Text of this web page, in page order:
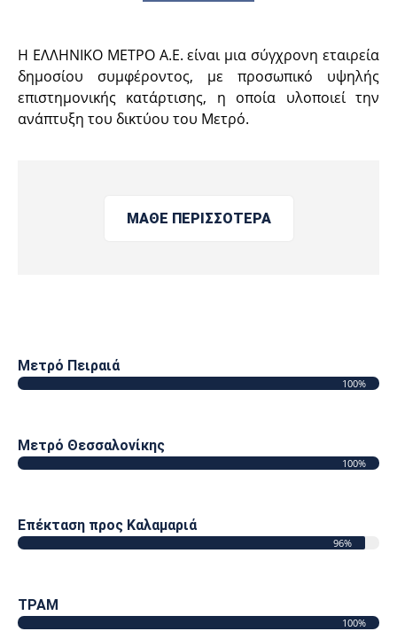
H ΕΛΛΗΝΙΚΟ ΜΕΤΡΟ Α.Ε. είναι μια σύγχρονη εταιρεία
δημοσίου συμφέροντος, με προσωπικό υψηλής
επιστημονικής κατάρτισης, η οποία υλοποιεί την
ανάπτυξη του δικτύου του Μετρό.
ΜΑΘΕ ΠΕΡΙΣΣΟΤΕΡΑ
Μετρό Πειραιά
100%
Μετρό Θεσσαλονίκης
100%
Επέκταση προς Καλαμαριά
96%
ΤΡΑΜ
100%